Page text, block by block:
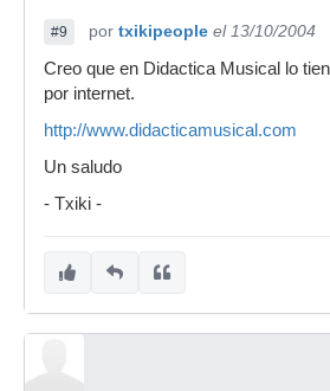
#9 por txikipeople el 13/10/2004
Creo que en Didactica Musical lo
por internet.
http://www.didacticamusical.com
Un saludo
- Txiki -